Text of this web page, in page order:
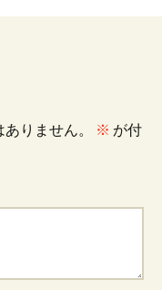
りません。 ※ が付